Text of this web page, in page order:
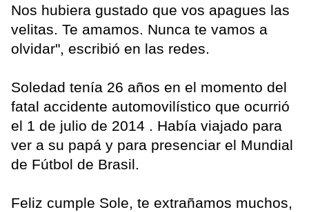
Nos hubiera gustado que vos apagues las
velitas. Te amamos. Nunca te vamos a
olvidar", escribió en las redes.
Soledad tenía 26 años en el momento del
fatal accidente automovilístico que ocurrió
el 1 de julio de 2014 . Había viajado para
ver a su papá y para presenciar el Mundial
de Fútbol de Brasil.
Feliz cumple Sole, te extrañamos muchos,